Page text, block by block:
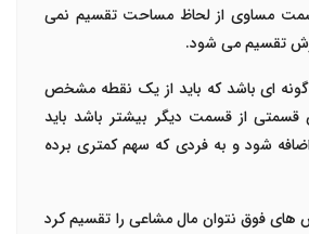
مساوی از لحاظ مساحت تقسیم نمی
تقسیم می شود.
ای باشد که باید از یک نقطه مشخص
قسمتی از قسمت دیگر بیشتر باشد باید
شود و به فردی که سهم کمتری برده
های فوق نتوان مال مشاعی را تقسیم کرد